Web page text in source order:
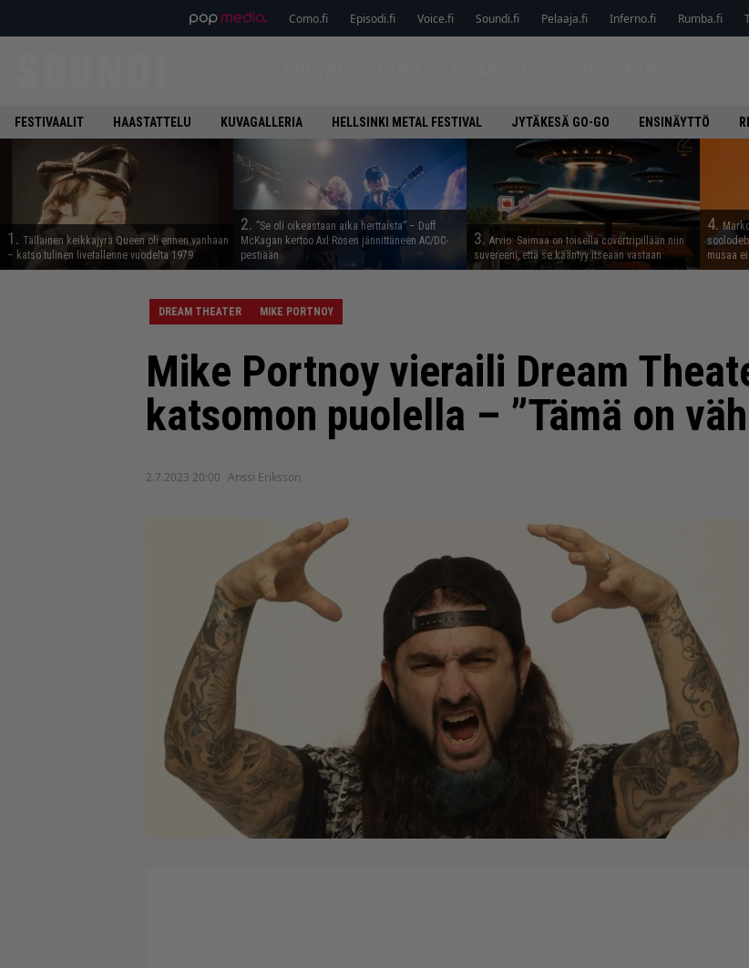
Como.fi Episodi.fi Voice.fi Soundi.fi Pelaaja.fi Inferno.fi Rumba.fi
FESTIVAALIT HAASTATTELU KUVAGALLERIA HELLSINKI METAL FESTIVAL JYTÄKESÄ GO-GO ENSINÄYTTÖ
1. Tällainen keikkajyrä Queen oli ennen vanhaan
– katso tulinen livetallenne vuodelta 1979
2. ”Se oli oikeastaan aika herttaista” – Duff
McKagan kertoo Axl Rosen jännittäneen AC/DC-
pestiään
3. Arvio: Saimaa on toisella covertripillään niin
suvereeni, että se kääntyy itseään vastaan
4.
musaa
DREAM THEATER MIKE PORTNOY
Mike Portnoy vieraili Dream
katsomon puolella – ”Tämä on
2.7.2023 20:00 Anssi Eriksson